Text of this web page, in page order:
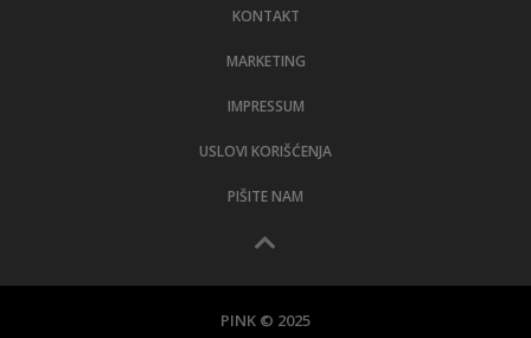
KONTAKT
MARKETING
IMPRESSUM
USLOVI KORIŠĆENJA
PIŠITE NAM
PINK © 2025